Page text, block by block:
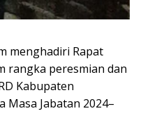
menghadiri Rapat
rangka peresmian dan
Kabupaten
Masa Jabatan 2024–